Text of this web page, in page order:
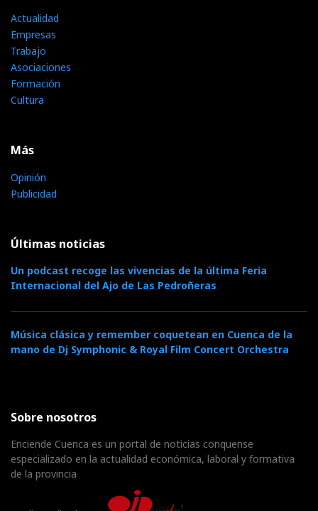
Actualidad
Empresas
Trabajo
Asociaciones
Formación
Cultura
Más
Opinión
Publicidad
Últimas noticias
Un podcast recoge las vivencias de la última Feria
Internacional del Ajo de Las Pedroñeras
Música clásica y remember coquetean en Cuenca de la
mano de Dj Symphonic & Royal Film Concert Orchestra
Sobre nosotros
Enciende Cuenca es un portal de noticias conquense
especializado en la actualidad económica, laboral y formativa
de la provincia